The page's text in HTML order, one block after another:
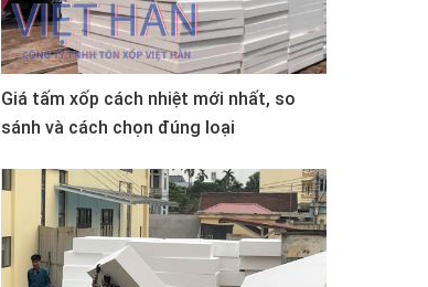
Giá tấm xốp cách nhiệt mới nhất, so
sánh và cách chọn đúng loại